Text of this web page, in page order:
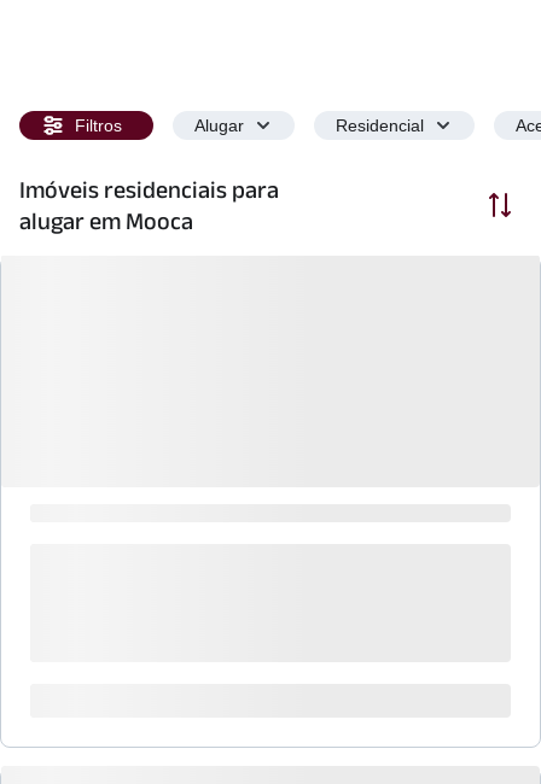
Filtros Alugar Residencial
Imóveis residenciais para
alugar em Mooca
Ordenar